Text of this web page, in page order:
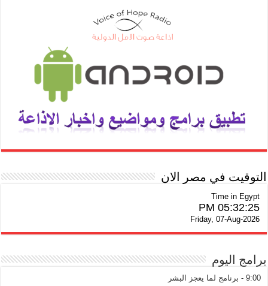
التوقيت في مصر الان
Time in Egypt
05:32:25 PM
Friday, 07-Aug-2026
برامج اليوم
9:00 - برنامج لما يعجز البشر